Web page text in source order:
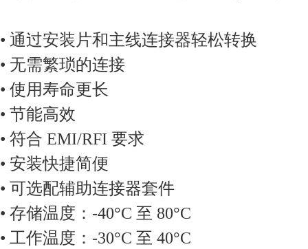
• 通过安装片和主线连接器轻松转换
• 无需繁琐的连接
• 使用寿命更长
• 节能高效
• 符合 EMI/RFI 要求
• 安装快捷简便
• 可选配辅助连接器套件
• 存储温度：-40°C 至 80°C
• 工作温度：-30°C 至 40°C